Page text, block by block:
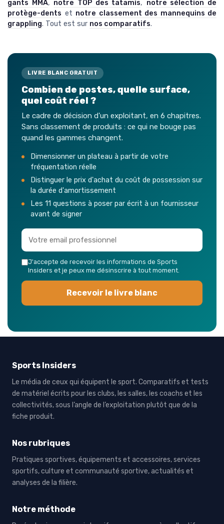
gants MMA, notre TOP des tatamis, notre sélection de
protège-dents et notre classement des mannequins de
grappling. Tout est sur nos comparatifs.
LIVRE BLANC GRATUIT
Combien de postes, quelle surface,
quel coût réel ?
Le cadre de décision d'un exploitant, en 6 chapitres.
Sans classement de produits : ce qui ne bouge pas
quand les gammes changent.
Dimensionner un plateau à partir de votre
fréquentation réelle
Distinguer le prix d'achat du coût de possession sur
la durée d'amortissement
Les 11 questions à poser par écrit à un fournisseur
avant de signer
J'accepte de recevoir les informations de Sports
Insiders et je peux me désinscrire à tout moment.
Recevoir le livre blanc
Sports Insiders
Le média de ceux qui équipent le sport. Comparatifs et tests
de matériel écrits pour les clubs, les salles, les coachs et les
collectivités, sous l’angle de l’exploitation plutôt que de la
fiche produit.
Nos rubriques
Pratiques sportives, équipements et accessoires, services
sportifs, culture et communauté sportive, actualités et
analyses de la filière.
Notre méthode